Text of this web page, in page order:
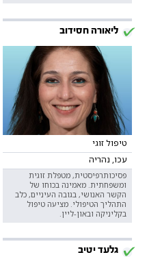
ליאורה חסידוב
טיפול זוגי
עכו, נהריה
פסיכותרפיסטית, מטפלת זוגית
ומשפחתית. מאמינה בכוחו של
הקשר האנושי, בגובה העיניים, כלב
התהליך הטיפולי. מציעה טיפול
בקליניקה ובאון-ליין.
גלעד יטיב